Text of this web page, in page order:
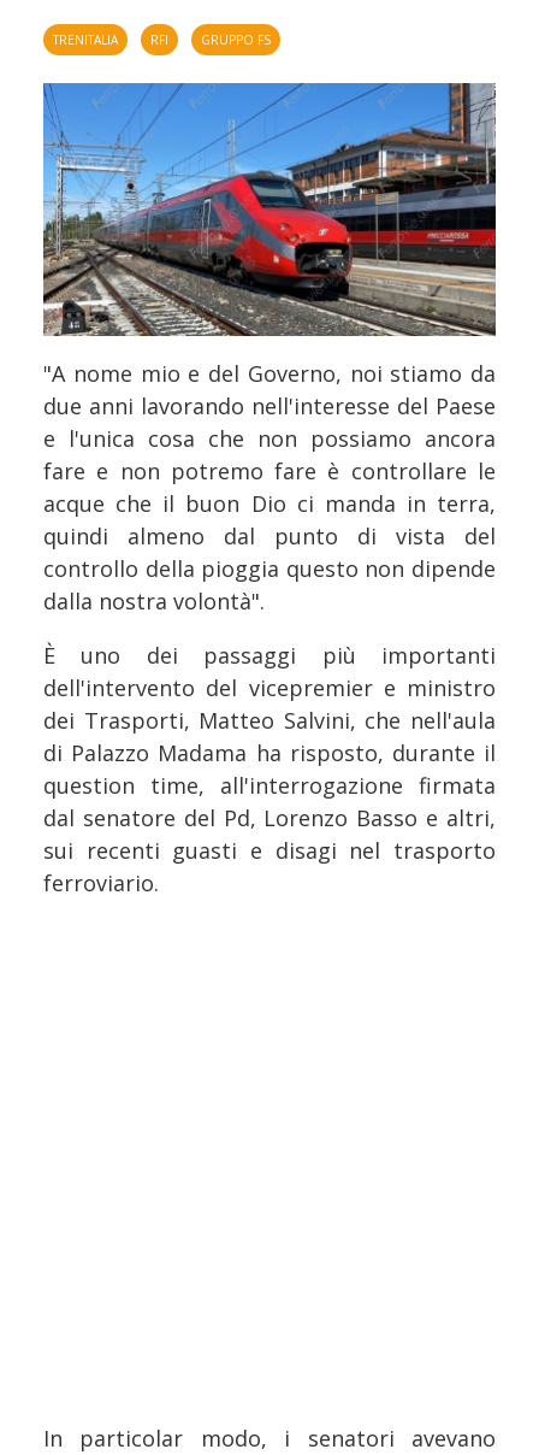
TRENITALIA RFI GRUPPO FS
"A nome mio e del Governo, noi stiamo da
due anni lavorando nell'interesse del Paese
e l'unica cosa che non possiamo ancora
fare e non potremo fare è controllare le
acque che il buon Dio ci manda in terra,
quindi almeno dal punto di vista del
controllo della pioggia questo non dipende
dalla nostra volontà".
È uno dei passaggi più importanti
dell'intervento del vicepremier e ministro
dei Trasporti, Matteo Salvini, che nell'aula
di Palazzo Madama ha risposto, durante il
question time, all'interrogazione firmata
dal senatore del Pd, Lorenzo Basso e altri,
sui recenti guasti e disagi nel trasporto
ferroviario.
In particolar modo, i senatori avevano